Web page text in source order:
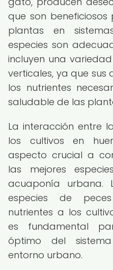
que son
plantas en
especies son
incluyen una
verticales, ya que sus
los nutrientes
saludable de las
La interacción entre
los cultivos en
aspecto crucial a
las mejores
acuaponía urbana.
especies de
nutrientes a los
es fundamental
óptimo del
entorno urbano.